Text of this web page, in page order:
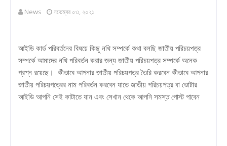
News নভেম্বর ০৩, ২০২১
আইডি কার্ড পরিবর্তনের বিষয়ে কিছু নথি সম্পর্কে কথা বলছি জাতীয় পরিচয়পত্র
সম্পর্কে আমাদের নথি পরিবর্তন করার জন্য জাতীয় পরিচয়পত্র সম্পর্কে অনেক
প্রশ্ন রয়েছে। কীভাবে আপনার জাতীয় পরিচয়পত্র তৈরি করবেন কীভাবে আপনার
জাতীয় পরিচয়পত্রের নাম পরিবর্তন করবেন যাতে জাতীয় পরিচয়পত্র বা ভোটার
আইডি আপনি সেই কাটাতে যান এবং সেখান থেকে আপনি সমস্ত পোস্ট পাবেন